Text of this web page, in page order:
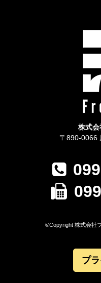
株式
〒890-0066
©Copyright 株式会社
プ